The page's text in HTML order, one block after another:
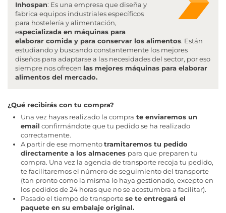
Inhospan: Es una empresa que diseña y
fabrica equipos industriales específicos
para hostelería y alimentación,
especializada en máquinas para
elaborar comida y para conservar los alimentos. Están
estudiando y buscando constantemente los mejores
diseños para adaptarse a las necesidades del sector, por eso
siempre nos ofrecen las mejores máquinas para elaborar
alimentos del mercado.
¿Qué recibirás con tu compra?
Una vez hayas realizado la compra te enviaremos un
email confirmándote que tu pedido se ha realizado
correctamente.
A partir de ese momentotramitaremos tu pedido
directamente a los almacenes para que preparen tu
compra. Una vez la agencia de transporte recoja tu pedido,
te facilitaremos el número de seguimiento del transporte
(tan pronto como la misma lo haya gestionado, excepto en
los pedidos de 24 horas que no se acostumbra a facilitar).
Pasado el tiempo de transportese te entregará el
paquete en su embalaje original.